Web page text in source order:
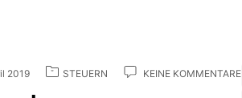
2019 STEUERN KEINE KOMMENTARE